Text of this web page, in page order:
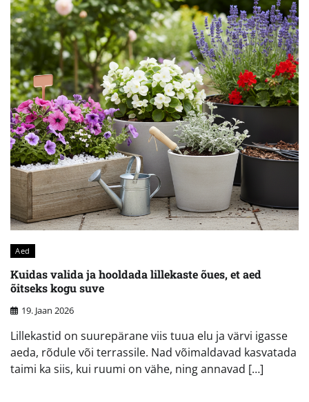
Aed
Kuidas valida ja hooldada lillekaste õues, et aed
õitseks kogu suve
19. Jaan 2026
Lillekastid on suurepärane viis tuua elu ja värvi igasse
aeda, rõdule või terrassile. Nad võimaldavad kasvatada
taimi ka siis, kui ruumi on vähe, ning annavad […]